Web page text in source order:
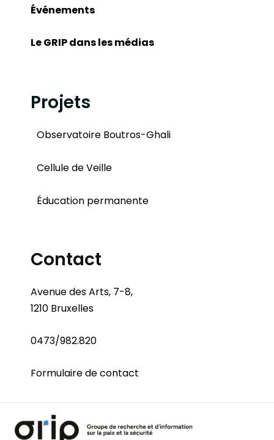
Événements
Le GRIP dans les médias
Projets
Observatoire Boutros-Ghali
Cellule de Veille
Éducation permanente
Contact
Avenue des Arts, 7-8,
1210 Bruxelles
0473/982.820
Formulaire de contact